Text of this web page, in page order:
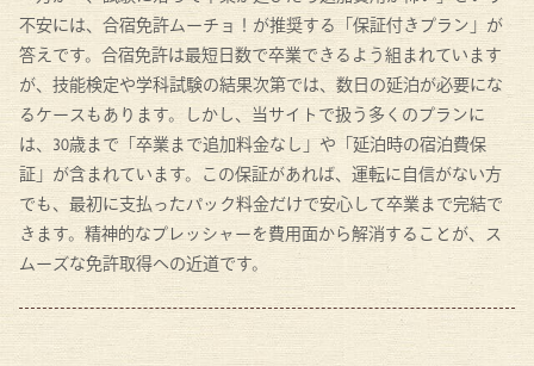
不安には、合宿免許ムーチョ！が推奨する「保証付きプラン」が
答えです。合宿免許は最短日数で卒業できるよう組まれています
が、技能検定や学科試験の結果次第では、数日の延泊が必要にな
るケースもあります。しかし、当サイトで扱う多くのプランに
は、30歳まで「卒業まで追加料金なし」や「延泊時の宿泊費保
証」が含まれています。この保証があれば、運転に自信がない方
でも、最初に支払ったパック料金だけで安心して卒業まで完結で
きます。精神的なプレッシャーを費用面から解消することが、ス
ムーズな免許取得への近道です。